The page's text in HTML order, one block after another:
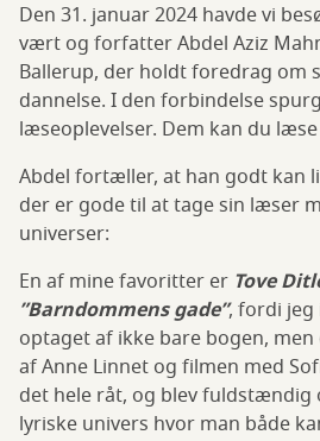
Den 31. januar 2024 havde vi
vært og forfatter Abdel Aziz
Ballerup, der holdt foredrag om
dannelse. I den forbindelse
læseoplevelser. Dem kan du
Abdel fortæller, at han godt kan
der er gode til at tage sin læser
universer:
En af mine favoritter er Tove
”Barndommens gade”, fordi jeg
optaget af ikke bare bogen,
af Anne Linnet og filmen med
det hele råt, og blev fuldstændig
lyriske univers hvor man både